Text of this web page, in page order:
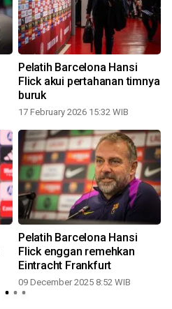
Pelatih Barcelona Hansi
Flick akui pertahanan timnya
buruk
17 February 2026 15:32 WIB
Pelatih Barcelona Hansi
Flick enggan remehkan
Eintracht Frankfurt
09 December 2025 8:52 WIB